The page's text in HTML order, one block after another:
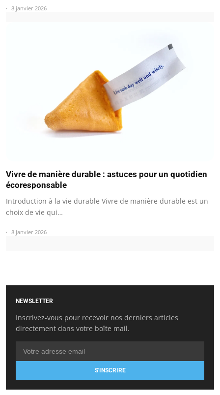
8 janvier 2026
Vivre de manière durable : astuces pour un quotidien
écoresponsable
Introduction à la vie durable Vivre de manière durable est un
choix de vie qui…
8 janvier 2026
NEWSLETTER
Inscrivez-vous pour recevoir nos derniers articles
directement dans votre boîte mail.
S'INSCRIRE